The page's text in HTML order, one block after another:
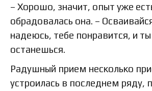
– Хорошо, значит, опыт уже
обрадовалась она. –
надеюсь, тебе понравится, и ты
останешься.
Радушный прием несколько
устроилась в последнем ряду,